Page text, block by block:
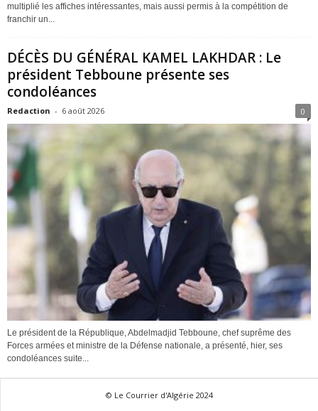
multiplié les affiches intéressantes, mais aussi permis à la compétition de
franchir un...
DÉCÈS DU GÉNÉRAL KAMEL LAKHDAR : Le
président Tebboune présente ses
condoléances
Redaction - 6 août 2026 0
Le président de la République, Abdelmadjid Tebboune, chef suprême des
Forces armées et ministre de la Défense nationale, a présenté, hier, ses
condoléances suite...
© Le Courrier d'Algérie 2024